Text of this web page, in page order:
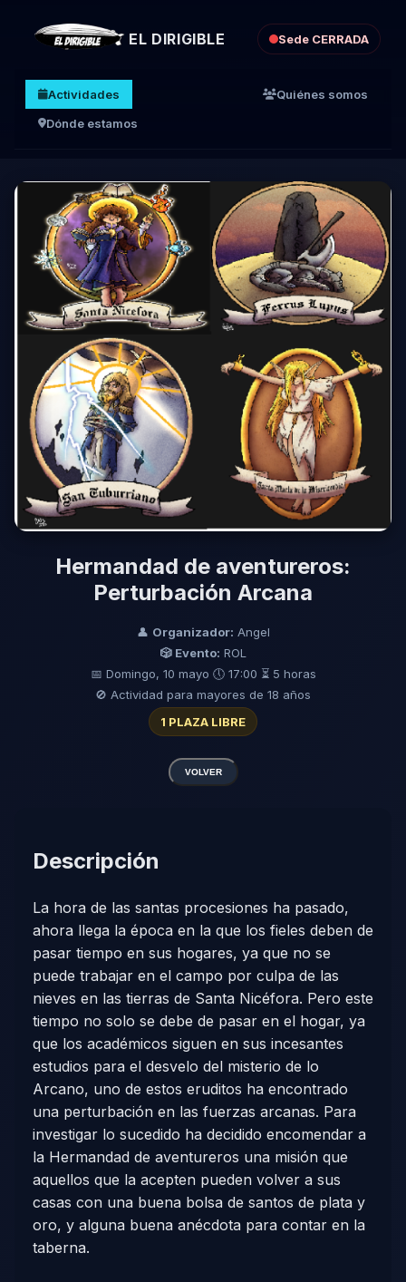
EL DIRIGIBLE Sede CERRADA
Actividades
Quiénes somos
Dónde estamos
Hermandad de aventureros:
Perturbación Arcana
👤 Organizador: Angel
🎲 Evento: ROL
📅 Domingo, 10 mayo 🕔 17:00 ⏳ 5 horas
🚫 Actividad para mayores de 18 años
1 PLAZA LIBRE
VOLVER
Descripción
La hora de las santas procesiones ha pasado,
ahora llega la época en la que los fieles deben de
pasar tiempo en sus hogares, ya que no se
puede trabajar en el campo por culpa de las
nieves en las tierras de Santa Nicéfora. Pero este
tiempo no solo se debe de pasar en el hogar, ya
que los académicos siguen en sus incesantes
estudios para el desvelo del misterio de lo
Arcano, uno de estos eruditos ha encontrado
una perturbación en las fuerzas arcanas. Para
investigar lo sucedido ha decidido encomendar a
la Hermandad de aventureros una misión que
aquellos que la acepten pueden volver a sus
casas con una buena bolsa de santos de plata y
oro, y alguna buena anécdota para contar en la
taberna.